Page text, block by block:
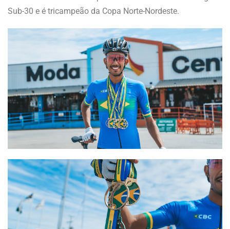
Sub-30 e é tricampeão da Copa Norte-Nordeste.